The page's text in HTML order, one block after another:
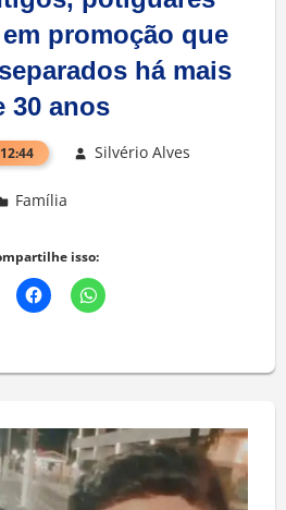
promoção que
há mais
30 anos
Silvério Alves
Família
isso: